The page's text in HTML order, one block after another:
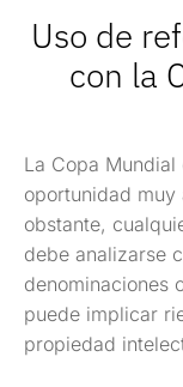
Uso de
con la
La Copa
oportunidad
obstante,
debe analizarse
denominaciones
puede implicar
propiedad